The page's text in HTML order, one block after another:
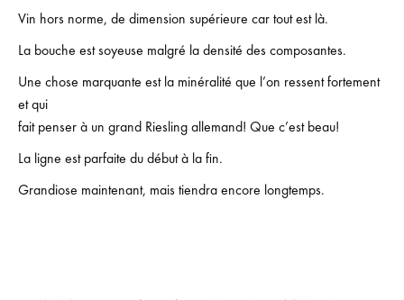
Vin hors norme, de dimension supérieure car tout est là.
La bouche est soyeuse malgré la densité des composantes.
Une chose marquante est la minéralité que l’on ressent fortement
et qui
fait penser à un grand Riesling allemand! Que c’est beau!
La ligne est parfaite du début à la fin.
Grandiose maintenant, mais tiendra encore longtemps.